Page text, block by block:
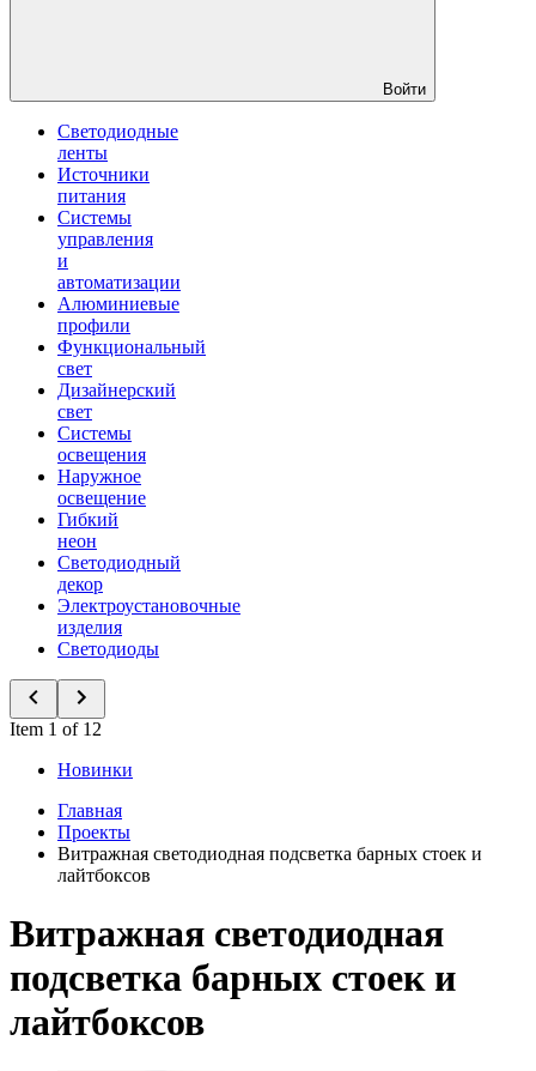
Войти
Светодиодные
ленты
Источники
питания
Системы
управления
и
автоматизации
Алюминиевые
профили
Функциональный
свет
Дизайнерский
свет
Системы
освещения
Наружное
освещение
Гибкий
неон
Светодиодный
декор
Электроустановочные
изделия
Светодиоды
Item 1 of 12
Новинки
Главная
Проекты
Витражная светодиодная подсветка барных стоек и
лайтбоксов
Витражная светодиодная
подсветка барных стоек и
лайтбоксов